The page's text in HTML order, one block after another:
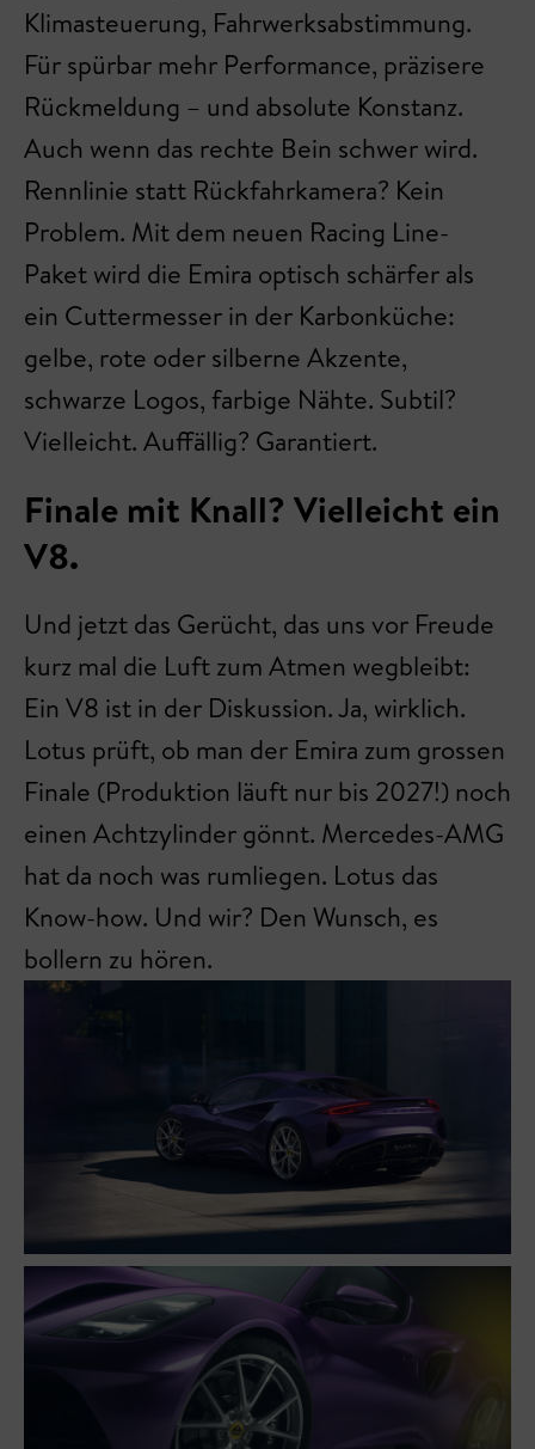
Klimasteuerung, Fahrwerksabstimmung.
Für spürbar mehr Performance, präzisere
Rückmeldung – und absolute Konstanz.
Auch wenn das rechte Bein schwer wird.
Rennlinie statt Rückfahrkamera? Kein
Problem. Mit dem neuen Racing Line-
Paket wird die Emira optisch schärfer als
ein Cuttermesser in der Karbonküche:
gelbe, rote oder silberne Akzente,
schwarze Logos, farbige Nähte. Subtil?
Vielleicht. Auffällig? Garantiert.
Finale mit Knall? Vielleicht ein
V8.
Und jetzt das Gerücht, das uns vor Freude
kurz mal die Luft zum Atmen wegbleibt:
Ein V8 ist in der Diskussion. Ja, wirklich.
Lotus prüft, ob man der Emira zum grossen
Finale (Produktion läuft nur bis 2027!) noch
einen Achtzylinder gönnt. Mercedes-AMG
hat da noch was rumliegen. Lotus das
Know-how. Und wir? Den Wunsch, es
bollern zu hören.